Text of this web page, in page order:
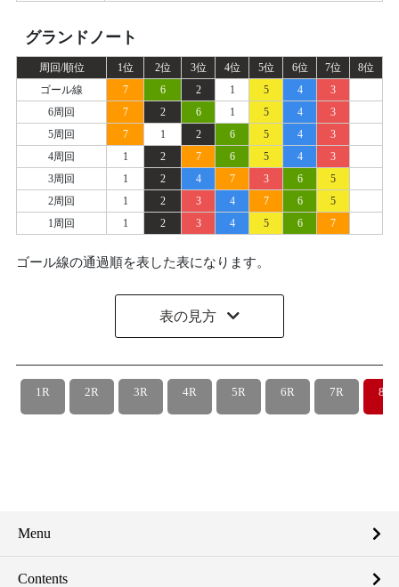
グランドノート
周回/順位 1位 2位 3位 4位 5位 6位 7位
8位
ゴール線
7 6 2 1 5 4
3
6周回
7 2 6 1 5 4
3
5周回
7 1 2 6 5 4
3
4周回
1 2 7 6 5 4
3
3周回
1 2 4 7 3 6
5
2周回
1 2 3 4 7 6
5
1周回
1 2 3 4 5 6 7
ゴール線の通過順を表した表になります。
表の見方
1R 2R 3R 4R 5R 6R 7R 8R
Menu
Contents